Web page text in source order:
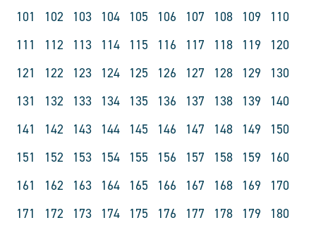
101
102 103 104 105 106 107 108 109
110
111
112 113 114 115 116 117 118 119
120
121
122 123 124 125 126 127 128 129
130
131
132 133 134 135 136 137 138 139
140
141
142 143 144 145 146 147 148 149
150
151
152 153 154 155 156 157 158 159
160
161
162 163 164 165 166 167 168 169
170
171
172 173 174 175 176 177 178 179
180